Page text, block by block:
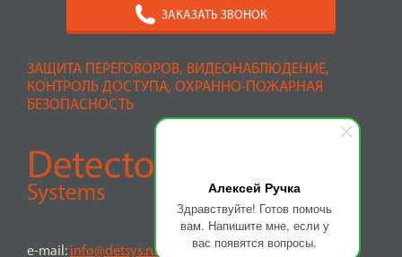
Алексей Ручка
Здравствуйте! Готов помочь
вам. Напишите мне, если у
вас появятся вопросы.
ЗАЩИТА ПЕРЕГОВОРОВ, ВИДЕОНАБЛЮДЕНИЕ,
КОНТРОЛЬ ДОСТУПА, ОХРАННО-ПОЖАРНАЯ
БЕЗОПАСНОСТЬ
e-mail: info@detsys.ru
ЗАКАЗАТЬ ЗВОНОК